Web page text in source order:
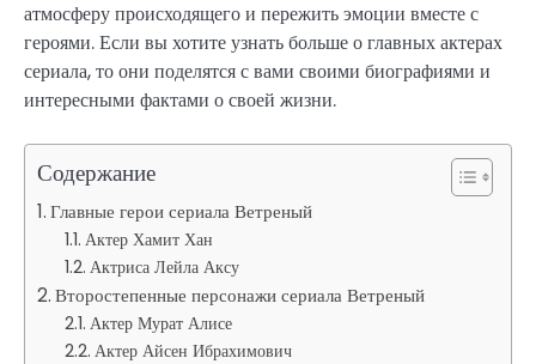
атмосферу происходящего и пережить эмоции вместе с
героями. Если вы хотите узнать больше о главных актерах
сериала, то они поделятся с вами своими биографиями и
интересными фактами о своей жизни.
Содержание
Главные герои сериала Ветреный
Актер Хамит Хан
Актриса Лейла Аксу
Второстепенные персонажи сериала Ветреный
Актер Мурат Алисе
Актер Айсен Ибрахимович